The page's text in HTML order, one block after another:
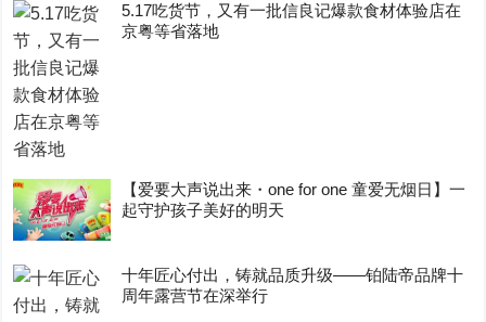
5.17吃货节，又有一批信良记爆款食材体验店在
京粤等省落地
【爱要大声说出来・one for one 童爱无烟日】一
起守护孩子美好的明天
十年匠心付出，铸就品质升级——铂陆帝品牌十
周年露营节在深举行